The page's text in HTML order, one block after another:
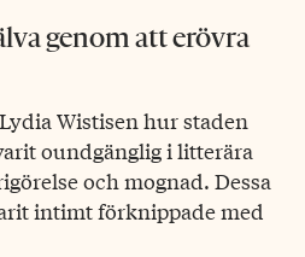
genom att erövra
Wistisen hur staden
oundgänglig i litterära
och mognad. Dessa
intimt förknippade med